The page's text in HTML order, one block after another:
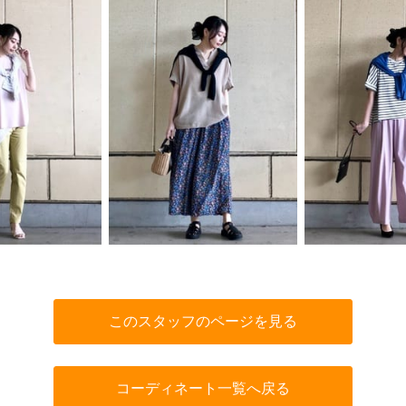
このスタッフのページを見る
コーディネート一覧へ戻る